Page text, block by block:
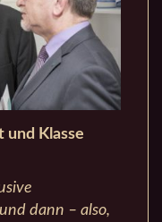
und Klasse
dann – also,